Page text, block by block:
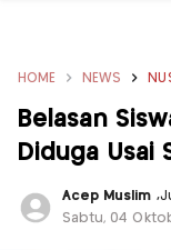
HOME NEWS
Belasan
Diduga Usai
Acep Muslim ,
Sabtu, 04